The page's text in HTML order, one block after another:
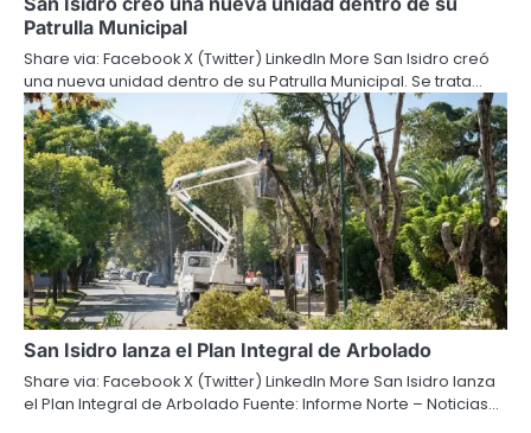
Patrulla Municipal
Share via: Facebook X (Twitter) LinkedIn More San Isidro creó
una nueva unidad dentro de su Patrulla Municipal. Se trata…
San Isidro lanza el Plan Integral de Arbolado
Share via: Facebook X (Twitter) LinkedIn More San Isidro lanza
el Plan Integral de Arbolado Fuente: Informe Norte – Noticias…